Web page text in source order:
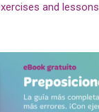
and lessons